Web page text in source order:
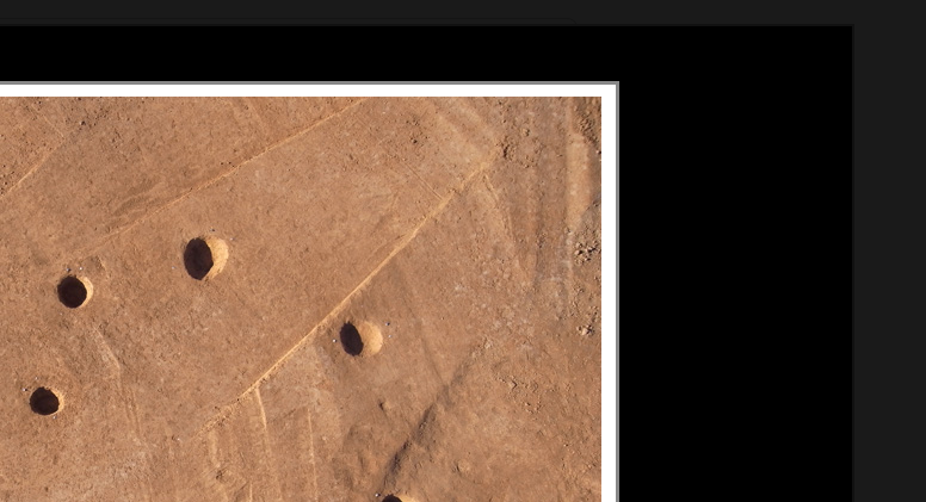
Home Articles Galerie photos Méthode À propos
Social Widgetspowered by AB-WebLog.com.